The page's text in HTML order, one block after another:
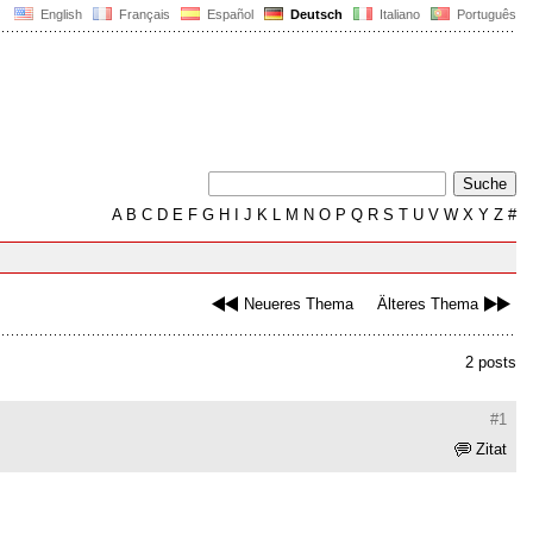
English Français Español Deutsch Italiano Português
AB C D E F G H J K L M N O P Q R S T U V W X Y Z #
Neueres Thema Älteres Thema
2 posts
#1
Zitat